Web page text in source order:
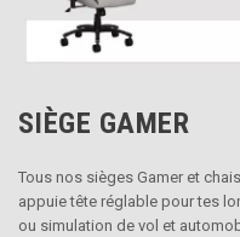
SIÈGE GAMER
Tous nos sièges Gamer et
appuie tête réglable pour tes
ou simulation de vol et